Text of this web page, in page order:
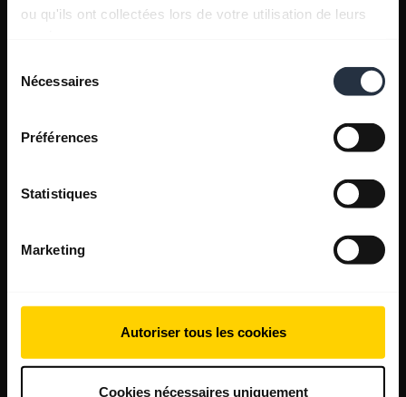
ou qu'ils ont collectées lors de votre utilisation de leurs
Nécessaires
Préférences
Statistiques
Marketing
Autoriser tous les cookies
Cookies nécessaires uniquement